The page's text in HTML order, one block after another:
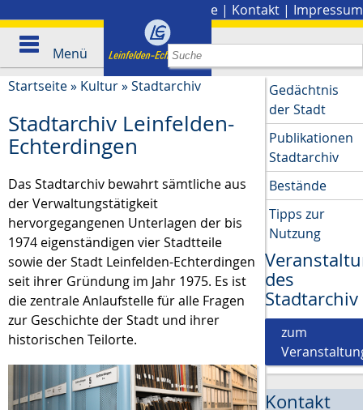
Presse | Kontakt | Impressum
Menü
Startseite» Kultur»Stadtarchiv
Stadtarchiv Leinfelden-
Echterdingen
Das Stadtarchiv bewahrt sämtliche aus
der Verwaltungstätigkeit
hervorgegangenen Unterlagen der bis
1974 eigenständigen vier Stadtteile
sowie der Stadt Leinfelden-Echterdingen
seit ihrer Gründung im Jahr 1975. Es ist
die zentrale Anlaufstelle für alle Fragen
zur Geschichte der Stadt und ihrer
historischen Teilorte.
Gedächtnis
der Stadt
Publikationen
Stadtarchiv
Bestände
Tipps zur
Nutzung
des
Stadtarchiv
zum
Kontakt